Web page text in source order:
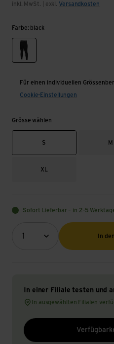
inkl. MwSt. | exkl. Versandkosten
Farbe: black
black
Für einen individuellen
Cookie-Einstellungen
Grösse wählen
S M
XL
Sofort Lieferbar – in 2-5
1
Menge (Optional)
In
In einer Filiale testen und
In ausgewählten Filialen